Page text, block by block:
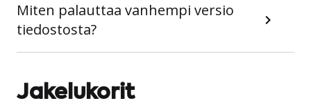
Miten palauttaa vanhempi versio
tiedostosta?
Jakelukorit